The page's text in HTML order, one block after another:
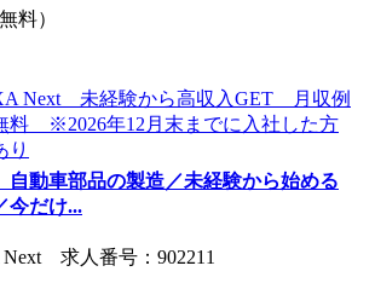
料）
自動車部品の製造／未経験から始める
今だけ...
求人番号：902211